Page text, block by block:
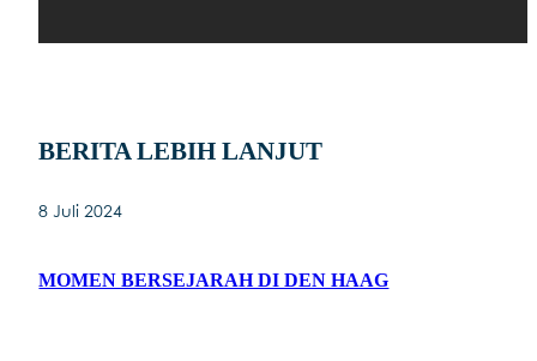
BERITA LEBIH LANJUT
8 Juli 2024
MOMEN BERSEJARAH DI DEN HAAG